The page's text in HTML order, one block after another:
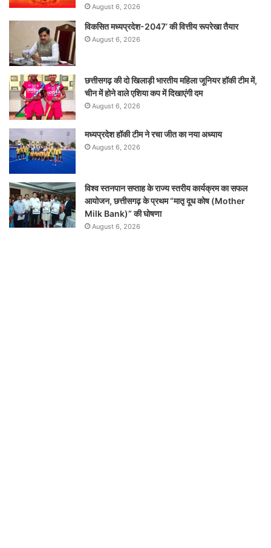
August 6, 2026
विकसित मध्यप्रदेश-2047’ की वित्तीय रूपरेखा तैयार
August 6, 2026
छत्तीसगढ़ की दो खिलाड़ी भारतीय महिला जूनियर हॉकी टीम में,
चीन में होने वाले एशिया कप में दिखाएंगी दम
August 6, 2026
मध्यप्रदेश हॉकी टीम ने रचा जीत का नया अध्याय
August 6, 2026
विश्व स्तनपान सप्ताह के राज्य स्तरीय कार्यक्रम का सफल
आयोजन, छत्तीसगढ़ के प्रथम “मातृ दूध कोष (Mother
Milk Bank)” की घोषणा
August 6, 2026